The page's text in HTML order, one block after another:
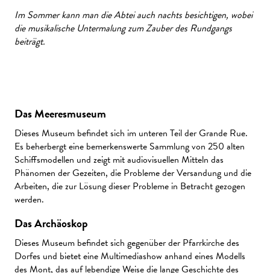
Im Sommer kann man die Abtei auch nachts besichtigen, wobei
die musikalische Untermalung zum Zauber des Rundgangs
beiträgt.
Das Meeresmuseum
Dieses Museum befindet sich im unteren Teil der Grande Rue.
Es beherbergt eine bemerkenswerte Sammlung von 250 alten
Schiffsmodellen und zeigt mit audiovisuellen Mitteln das
Phänomen der Gezeiten, die Probleme der Versandung und die
Arbeiten, die zur Lösung dieser Probleme in Betracht gezogen
werden.
Das Archäoskop
Dieses Museum befindet sich gegenüber der Pfarrkirche des
Dorfes und bietet eine Multimediashow anhand eines Modells
des Mont, das auf lebendige Weise die lange Geschichte des